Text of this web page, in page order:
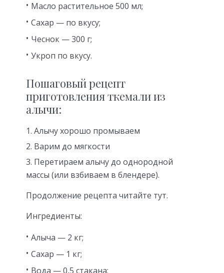
Масло растительное 500 мл;
Сахар — по вкусу;
Чеснок — 300 г;
Укроп по вкусу.
Пошаговый рецепт
приготовления ткемали из
алычи:
Алычу хорошо промываем
Варим до мягкости
Перетираем алычу до однородной
массы (или взбиваем в блендере).
Продолжение рецепта читайте тут.
Ингредиенты:
Алыча — 2 кг;
Сахар — 1 кг;
Вода — 0,5 стакана;